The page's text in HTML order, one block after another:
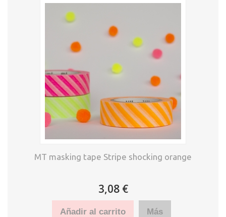
MT masking tape Stripe shocking orange
3,08 €
Añadir al carrito Más